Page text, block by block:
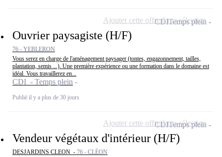
Ouvrier paysagiste (H/F)
76 - YEBLERON
Vous serez en charge de l'aménagement paysager (tontes, engazonnement, tailles,
plantation, semis ...). Une première expérience ou une formation dans le domaine est
idéal. Vous travaillerez en...
CDI - Temps plein
Publié il y a plus de 30 jours
CDITemps plein
Ajouter cette offre à ma sélection
Vendeur végétaux d'intérieur (H/F)
DESJARDINS CLEON - 76 - CLÉON
CDITemps plein
Ajouter cette offre à ma sélection